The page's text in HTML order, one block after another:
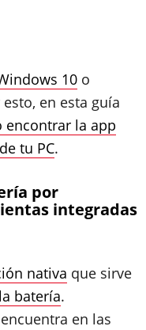
10 o
en esta guía
encontrar la app
tu PC.
por
integradas
nativa que sirve
batería.
en las